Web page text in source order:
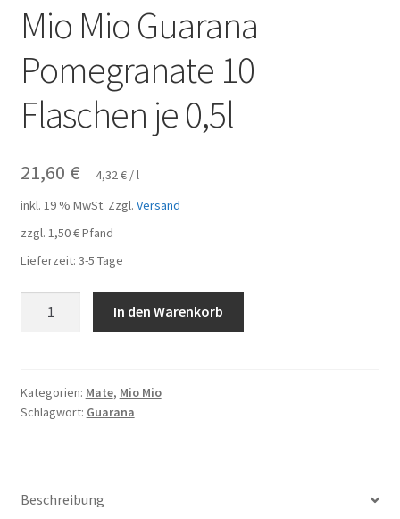
Mio Mio Guarana
Pomegranate 10
Flaschen je 0,5l
21,60 € 4,32€ /l
inkl. 19 % MwSt. Zzgl. Versand
zzgl. 1,50€Pfand
Lieferzeit: 3-5 Tage
10
Flaschen
In den Warenkorb
Kategorien: Mate, Mio Mio
Schlagwort: Guarana
Beschreibung